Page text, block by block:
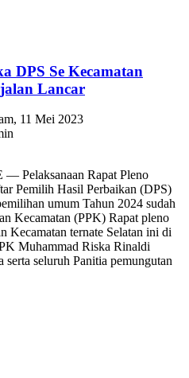
DPS Se Kecamatan
Lancar
11 Mei 2023
Pelaksanaan Rapat Pleno
Pemilih Hasil Perbaikan (DPS)
umum Tahun 2024 sudah
Kecamatan (PPK) Rapat pleno
Kecamatan ternate Selatan ini di
Muhammad Riska Rinaldi
serta seluruh Panitia pemungutan